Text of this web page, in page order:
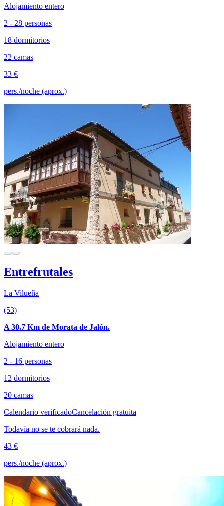
Alojamiento entero
2 - 28 personas
18 dormitorios
22 camas
33 €
pers./noche (aprox.)
Entrefrutales
La Vilueña
(53)
A 30.7 Km de Morata de Jalón.
Alojamiento entero
2 - 16 personas
12 dormitorios
20 camas
Calendario verificadoCancelación gratuita
Todavía no se te cobrará nada.
43 €
pers./noche (aprox.)